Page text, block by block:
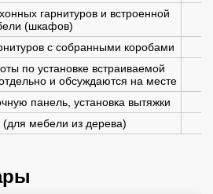
гарнитуров и встроенной
(шкафов)
с собранными коробами
по установке встраиваемой
и обсуждаются на месте
панель, установка вытяжки
(для мебели из дерева)